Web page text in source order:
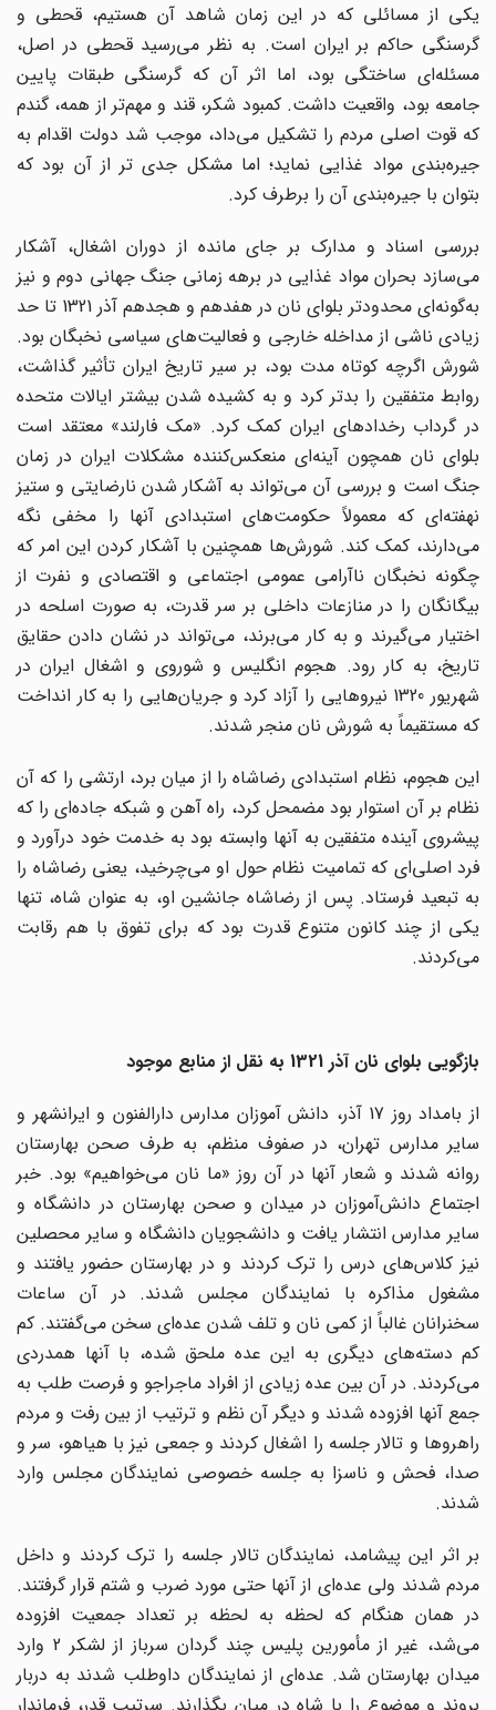
یکی از مسائلی که در این زمان شاهد آن هستیم، قحطی و
گرسنگی حاکم بر ایران است. به نظر می‌رسید قحطی در اصل،
مسئله‌ای ساختگی بود، اما اثر آن که گرسنگی طبقات پایین
جامعه بود، واقعیت داشت. کمبود شکر، قند و مهم‌تر از همه، گندم
که قوت اصلی مردم را تشکیل می‌داد، موجب شد دولت اقدام به
جیره‌بندی مواد غذایی نماید؛ اما مشکل جدی تر از آن بود که
بتوان با جیره‌بندی آن را برطرف کرد.
بررسی اسناد و مدارک بر جای مانده از دوران اشغال، آشکار
می‌سازد بحران مواد غذایی در برهه زمانی جنگ جهانی دوم و نیز
به‌گونه‌ای محدودتر بلوای نان در هفدهم و هجدهم آذر 1321 تا حد
زیادی ناشی از مداخله خارجی و فعالیت‌های سیاسی نخبگان بود.
شورش اگرچه کوتاه مدت بود، بر سیر تاریخ ایران تأثیر گذاشت،
روابط متفقین را بدتر کرد و به کشیده شدن بیشتر ایالات متحده
در گرداب رخدادهای ایران کمک کرد. «مک فارلند» معتقد است
بلوای نان همچون آینه‌ای منعکس‌کننده مشکلات ایران در زمان
جنگ است و بررسی آن می‌تواند به آشکار شدن نارضایتی و ستیز
نهفته‌ای که معمولاً حکومت‌های استبدادی آنها را مخفی نگه
می‌دارند، کمک کند. شورش‌ها همچنین با آشکار کردن این امر که
چگونه نخبگان ناآرامی عمومی اجتماعی و اقتصادی و نفرت از
بیگانگان را در منازعات داخلی بر سر قدرت، به صورت اسلحه در
اختیار می‌گیرند و به کار می‌برند، می‌تواند در نشان دادن حقایق
تاریخ، به کار رود. هجوم انگلیس و شوروی و اشغال ایران در
شهریور 1320 نیروهایی را آزاد کرد و جریان‌هایی را به کار انداخت
که مستقیماً به شورش نان منجر شدند.
این هجوم، نظام استبدادی رضاشاه را از میان برد، ارتشی را که آن
نظام بر آن استوار بود مضمحل کرد، راه آهن و شبکه جاده‌ای را که
پیشروی آینده متفقین به آنها وابسته بود به خدمت خود درآورد و
فرد اصلی‌ای که تمامیت نظام حول او می‌چرخید، یعنی رضاشاه را
به تبعید فرستاد. پس از رضاشاه جانشین او، به عنوان شاه، تنها
یکی از چند کانون متنوع قدرت بود که برای تفوق با هم رقابت
می‌کردند.
بازگویی بلوای نان آذر 1321 به نقل از منابع موجود
از بامداد روز 17 آذر، دانش آموزان مدارس دارالفنون و ایرانشهر و
سایر مدارس تهران، در صفوف منظم، به طرف صحن بهارستان
روانه شدند و شعار آنها در آن روز «ما نان می‌خواهیم» بود. خبر
اجتماع دانش‌آموزان در میدان و صحن بهارستان در دانشگاه و
سایر مدارس انتشار یافت و دانشجویان دانشگاه و سایر محصلین
نیز کلاس‌های درس را ترک کردند و در بهارستان حضور یافتند و
مشغول مذاکره با نمایندگان مجلس شدند. در آن ساعات
سخنرانان غالباً از کمی نان و تلف شدن عده‌ای سخن می‌گفتند. کم
کم دسته‌های دیگری به این عده ملحق شده، با آنها همدردی
می‌کردند. در آن بین عده زیادی از افراد ماجراجو و فرصت طلب به
جمع آنها افزوده شدند و دیگر آن نظم و ترتیب از بین رفت و مردم
راهروها و تالار جلسه را اشغال کردند و جمعی نیز با هیاهو، سر و
صدا، فحش و ناسزا به جلسه خصوصی نمایندگان مجلس وارد
شدند.
بر اثر این پیشامد، نمایندگان تالار جلسه را ترک کردند و داخل
مردم شدند ولی عده‌ای از آنها حتی مورد ضرب و شتم قرار گرفتند.
در همان هنگام که لحظه به لحظه بر تعداد جمعیت افزوده
می‌شد، غیر از مأمورین پلیس چند گردان سرباز از لشکر 2 وارد
میدان بهارستان شد. عده‌ای از نمایندگان داوطلب شدند به دربار